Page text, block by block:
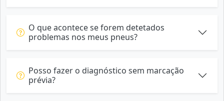
O que acontece se forem detetados
problemas nos meus pneus?
Posso fazer o diagnóstico sem marcação
prévia?